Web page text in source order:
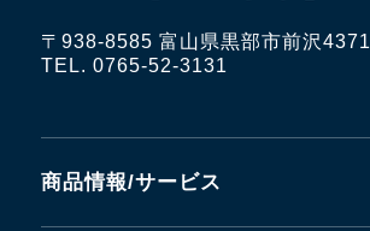
〒938-8585 富山県黒部市前沢4371
TEL. 0765-52-3131
商品情報/サービス